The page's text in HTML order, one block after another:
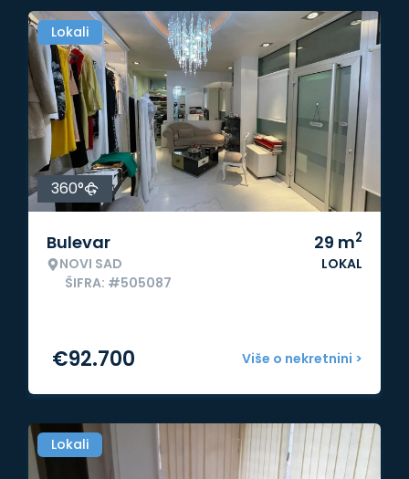
Lokali
360°
Bulevar
NOVI SAD
ŠIFRA: #505087
29 m2
LOKAL
Više o nekretnini >
€92.700
Lokali